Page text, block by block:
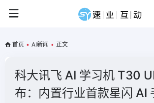
首页 • AI新闻 • 正文
科大讯飞 AI 学习机 T30
布：内置行业首款星闪 AI